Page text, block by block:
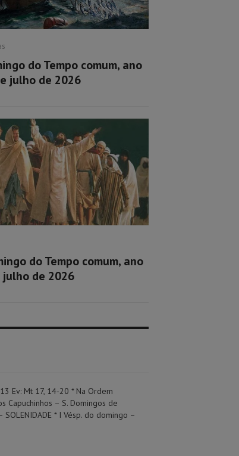
do Tempo comum, ano
julho de 2026
do Tempo comum, ano
julho de 2026
Ev: Mt 17, 14-20 * Na Ordem
Capuchinhos – S. Domingos de
* I Vésp. do domingo –